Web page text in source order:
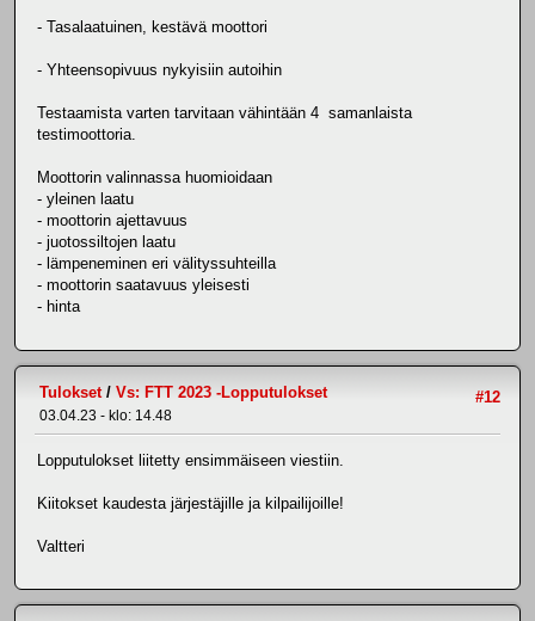
- Tasalaatuinen, kestävä moottori
- Yhteensopivuus nykyisiin autoihin
Testaamista varten tarvitaan vähintään 4 samanlaista
testimoottoria.
Moottorin valinnassa huomioidaan
- yleinen laatu
- moottorin ajettavuus
- juotossiltojen laatu
- lämpeneminen eri välityssuhteilla
- moottorin saatavuus yleisesti
- hinta
#12
Tulokset/ Vs: FTT 2023 -Lopputulokset
03.04.23 - klo: 14.48
Lopputulokset liitetty ensimmäiseen viestiin.
Kiitokset kaudesta järjestäjille ja kilpailijoille!
Valtteri